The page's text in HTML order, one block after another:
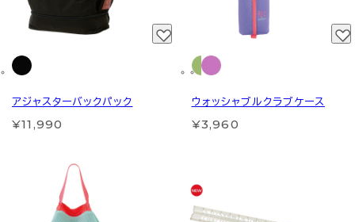
アジャスターバックパック
¥11,990
ウォッシャブルクラブケース
¥3,960